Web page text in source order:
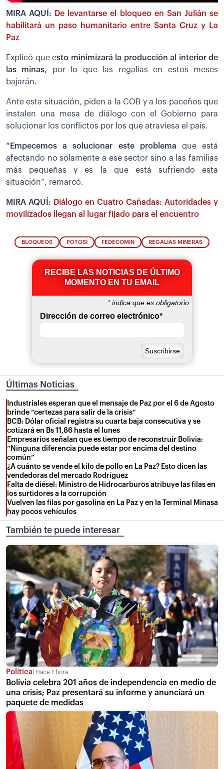
MIRA AQUÍ:
De levantarse el bloqueo en San Julián se
habilitará un paso humanitario entre Santa Cruz y La
Paz
Explicó que esto minimizará la producción al interior de
las minas, por lo que las regalías en estos meses
bajarán.
Ante esta situación, piden a la COB y a los paceños que
instalen una mesa de diálogo con el Gobierno para
solucionar los conflictos por los que atraviesa el país.
“Empecemos a solucionar este problema que está
afectando no solamente a ese sector sino a las familias
más pequeñas y es la que está sufriendo esta
situación”, remarcó.
MIRA AQUÍ: Diálogo en Cuatro Cañadas: Autoridades y
movilizados llegan al lugar fijado para el encuentro
BLOQUEOS POTOSÍ FEDECOMIN REGALÍAS MINERAS
RECIBE LAS NOTICIAS DE ÚLTIMO
MOMENTO EN TU EMAIL
*indica que es obligatorio
Dirección de correo electrónico*
Últimas Noticias
Industriales esperan que el mensaje de Paz por el 6 de Agosto
brinde “certezas para salir de la crisis”
BCB: Dólar oficial registra su cuarta baja consecutiva y se
cotizará en Bs 11,86 hasta el lunes
Empresarios señalan que es tiempo de reconstruir Bolivia:
“Ninguna diferencia puede estar por encima del destino
común”
¿A cuánto se vende el kilo de pollo en La Paz? Esto dicen las
vendedoras del mercado Rodríguez
Falta de diésel: Ministro de Hidrocarburos atribuye las filas en
los surtidores a la corrupción
Vuelven las filas por gasolina en La Paz y en la Terminal Minasa
hay pocos vehículos
También te puede interesar
Política Hace 1 hora
Bolivia celebra 201 años de independencia en medio de
una crisis; Paz presentará su informe y anunciará un
paquete de medidas